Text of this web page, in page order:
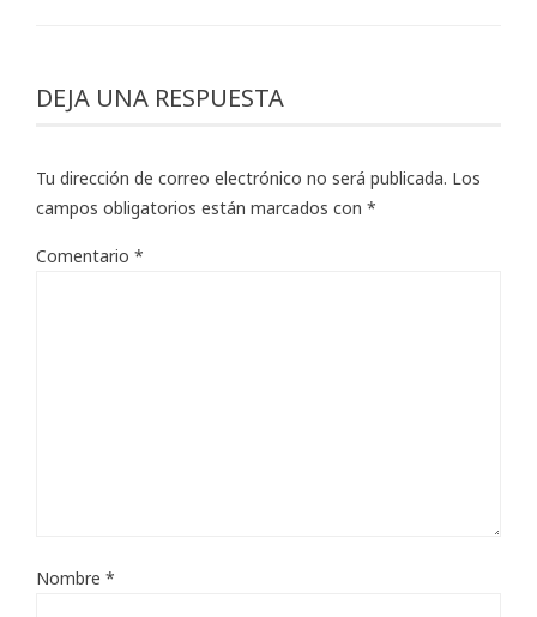
DEJA UNA RESPUESTA
Tu dirección de correo electrónico no será publicada. Los
campos obligatorios están marcados con *
Comentario *
Nombre *